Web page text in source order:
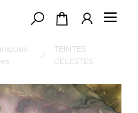
/
TEINTES
CÉLESTES